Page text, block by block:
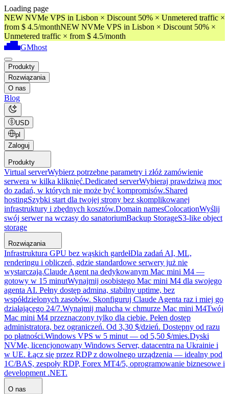
Loading page
NEW NVMe VPS in Lisbon × Discount 50% × Unmetered traffic ×
from $ 4.5/monthNEW NVMe VPS in Lisbon × Discount 50% ×
Unmetered traffic × from $ 4.5/month
GMhost
Produkty
Rozwiązania
O nas
Blog
USD
pl
Zaloguj
Produkty
Virtual serverWybierz potrzebne parametry i złóż zamówienie
serwera w kilka kliknięć.Dedicated serverWybieraj prawdziwą moc
do zadań, w których nie może być kompromisów.Shared
hostingSzybki start dla twojej strony bez skomplikowanej
infrastruktury i zbędnych kosztów.Domain namesColocationWyślij
swój serwer na wczasy do sanatoriumBackup StorageS3-like object
storage
Rozwiązania
Infrastruktura GPU bez wąskich gardełDla zadań AI, ML,
renderingu i obliczeń, gdzie standardowe serwery już nie
wystarczają.Claude Agent na dedykowanym Mac mini M4 —
gotowy w 15 minutWynajmij osobistego Mac mini M4 dla swojego
agenta AI. Pełny dostęp admina, stabilny uptime, bez
współdzielonych zasobów. Skonfiguruj Claude Agenta raz i miej go
działającego 24/7.Wynajmij malucha w chmurze Mac mini M4Twój
Mac mini M4 przeznaczony tylko dla ciebie. Pełen dostęp
administratora, bez ograniczeń. Od 3,30 $/dzień. Dostępny od razu
po płatności.Windows VPS w 5 minut — od 5,50 $/mies.Dyski
NVMe, licencjonowany Windows Server, datacentra na Ukrainie i
w UE. Łącz się przez RDP z dowolnego urządzenia — idealny pod
1C/BAS, zespoły RDP, Forex MT4/5, oprogramowanie biznesowe i
development .NET.
O nas